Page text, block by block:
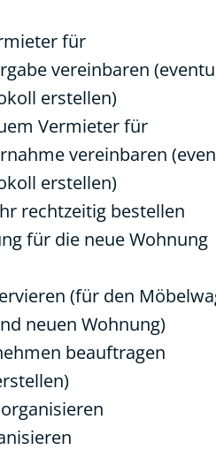
für
vereinbaren
erstellen)
Vermieter für
vereinbaren
erstellen)
rechtzeitig bestellen
für die neue Wohnung
(für den
neuen Wohnung)
beauftragen